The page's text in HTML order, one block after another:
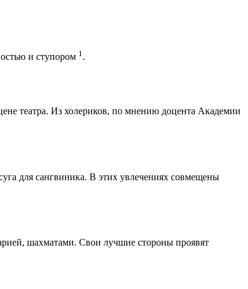
и ступором 1.
театра. Из холериков, по мнению доцента Академии
для сангвиника. В этих увлечениях совмещены
шахматами. Свои лучшие стороны проявят